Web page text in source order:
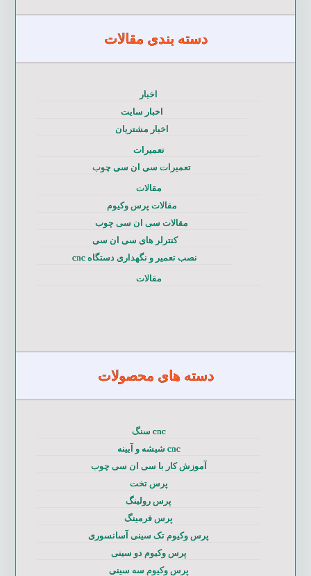
دسته بندی مقالات
اخبار
اخبار سایت
اخبار مشتریان
تعمیرات
تعمیرات سی ان سی چوب
مقالات
مقالات پرس وکیوم
مقالات سی ان سی چوب
کنترلر های سی ان سی
نصب تعمیر و نگهداری دستگاه cnc
مقالات
دسته های محصولات
cnc سنگ
cnc شیشه و آیینه
آموزش کار با سی ان سی چوب
پرس تخت
پرس رولینگ
پرس فرمینگ
پرس وکیوم تک سینی آسانسوری
پرس وکیوم دو سینی
پرس وکیوم سه سینی